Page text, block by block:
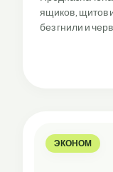
ящиков, щитов
без гнили и
ЭКОНОМ